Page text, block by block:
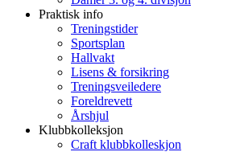
Praktisk info
Treningstider
Sportsplan
Hallvakt
Lisens & forsikring
Treningsveiledere
Foreldrevett
Årshjul
Klubbkolleksjon
Craft klubbkolleskjon